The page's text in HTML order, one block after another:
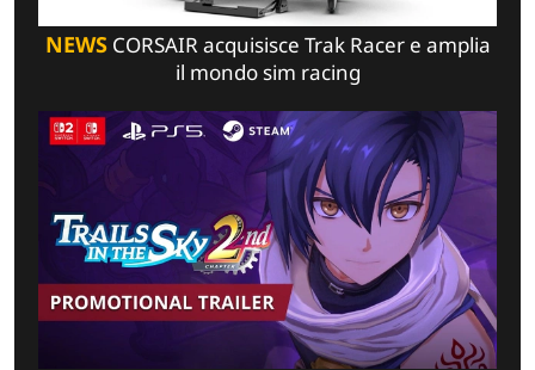
NEWSCORSAIR acquisisce Trak Racer e amplia
il mondo sim racing